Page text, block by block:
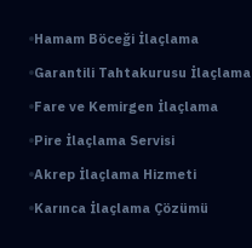
Hamam Böceği İlaçlama
Garantili Tahtakurusu İlaçlama
Fare ve Kemirgen İlaçlama
Pire İlaçlama Servisi
Akrep İlaçlama Hizmeti
Karınca İlaçlama Çözümü